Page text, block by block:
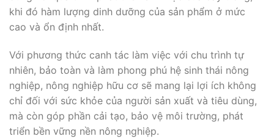
khi đó hàm lượng dinh dưỡng của sản phẩm ở mức
cao và ổn định nhất.
Với phương thức canh tác làm việc với chu trình tự
nhiên, bảo toàn và làm phong phú hệ sinh thái nông
nghiệp, nông nghiệp hữu cơ sẽ mang lại lợi ích không
chỉ đối với sức khỏe của người sản xuất và tiêu dùng,
mà còn góp phần cải tạo, bảo vệ môi trường, phát
triển bền vững nền nông nghiệp.